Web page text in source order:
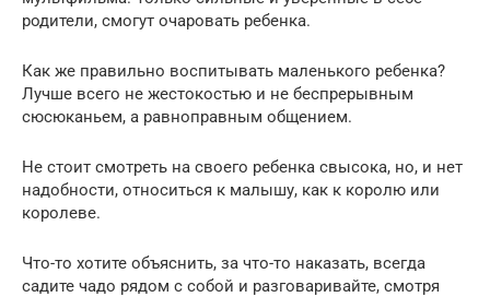
родители, смогут очаровать ребенка.
Как же правильно воспитывать маленького ребенка?
Лучше всего не жестокостью и не беспрерывным
сюсюканьем, а равноправным общением.
Не стоит смотреть на своего ребенка свысока, но, и нет
надобности, относиться к малышу, как к королю или
королеве.
Что-то хотите объяснить, за что-то наказать, всегда
садите чадо рядом с собой и разговаривайте, смотря